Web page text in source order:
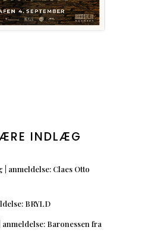
INDLÆG
anmeldelse: Claes Otto
BRYLD
Baronessen fra